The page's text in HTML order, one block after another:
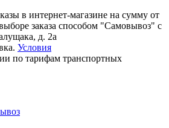
в интернет-магазине на сумму от
заказа способом "Самовывоз" с
д. 2а
Условия
по тарифам транспортных